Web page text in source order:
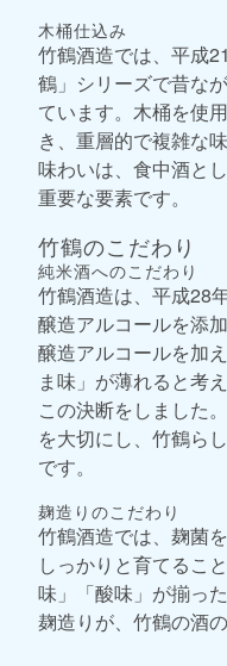
木桶仕込み
竹鶴酒造では、平成
鶴」シリーズで昔な
ています。木桶を使
き、重層的で複雑な
味わいは、食中酒と
重要な要素です。
竹鶴のこだわり
純米酒へのこだわり
竹鶴酒造は、平成28
醸造アルコールを添
醸造アルコールを加
ま味」が薄れると考
この決断をしました
を大切にし、竹鶴ら
です。
麹造りのこだわり
竹鶴酒造では、麹菌
しっかりと育てるこ
味」「酸味」が揃っ
麹造りが、竹鶴の酒